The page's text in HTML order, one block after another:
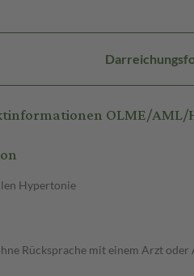
OLME/AML/
Hypertonie
Rücksprache mit einem Arzt